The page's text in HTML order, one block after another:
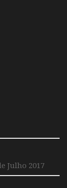
Julho 2017